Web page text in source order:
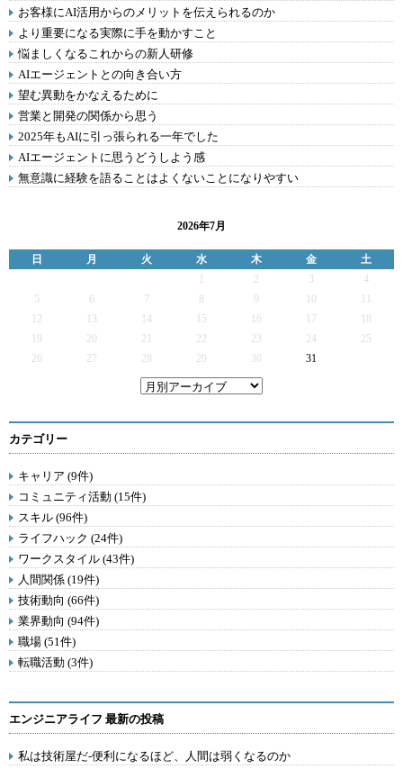
お客様にAI活用からのメリットを伝えられるのか
より重要になる実際に手を動かすこと
悩ましくなるこれからの新人研修
AIエージェントとの向き合い方
望む異動をかなえるために
営業と開発の関係から思う
2025年もAIに引っ張られる一年でした
AIエージェントに思うどうしよう感
無意識に経験を語ることはよくないことになりやすい
2026年7月
日 月 火 水 木 金
土
2 3
4
5
6 7 9
12
13 14 15 16 17
19
20 21 22 23 24
25
26
27 28 29 30 31
カテゴリー
キャリア (9件)
コミュニティ活動 (15件)
スキル (96件)
ライフハック (24件)
ワークスタイル (43件)
人間関係 (19件)
技術動向 (66件)
業界動向 (94件)
職場 (51件)
転職活動 (3件)
エンジニアライフ 最新の投稿
私は技術屋だ-便利になるほど、人間は弱くなるのか